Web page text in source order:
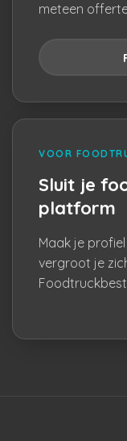
meteen
VOOR
Sluit je
platform
Maak je
vergroot je